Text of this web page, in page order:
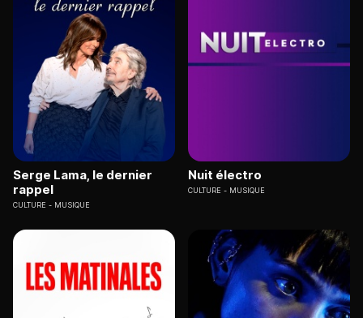
Serge Lama, le dernier
rappel
CULTURE MUSIQUE
Nuit électro
CULTURE MUSIQUE